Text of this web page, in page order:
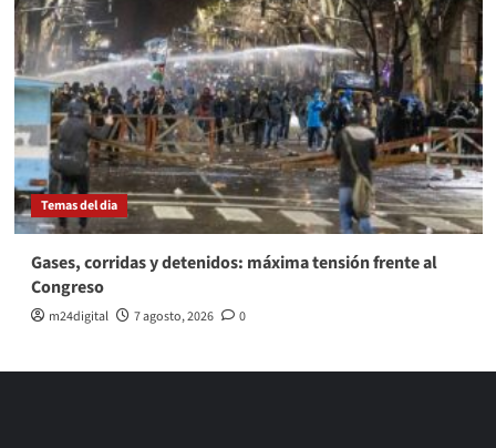
Temas del dia
Gases, corridas y detenidos: máxima tensión frente al
Congreso
m24digital 7 agosto, 2026 0